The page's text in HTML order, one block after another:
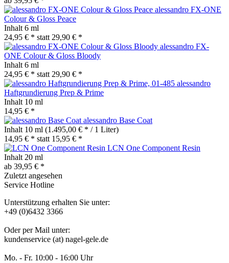
alessandro FX-ONE
Colour & Gloss Peace
Inhalt 6 ml
24,95 € * statt 29,90 € *
alessandro FX-
ONE Colour & Gloss Bloody
Inhalt 6 ml
24,95 € * statt 29,90 € *
alessandro
Haftgrundierung Prep & Prime
Inhalt 10 ml
14,95 € *
alessandro Base Coat
Inhalt 10 ml (1.495,00 € * / 1 Liter)
14,95 € * statt 15,95 € *
LCN One Component Resin
Inhalt 20 ml
ab 39,95 € *
Zuletzt angesehen
Service Hotline
Unterstützung erhalten Sie unter:
+49 (0)6432 3366
Oder per Mail unter:
kundenservice (at) nagel-gele.de
Mo. - Fr. 10:00 - 16:00 Uhr